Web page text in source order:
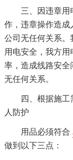
三、因违章用
作，违章操作造
公司无任何关系。
用电安全，我方
率，造成线路安全
无任何关系。
四、根据施
人防护
用品必须符合
做到以下三点：